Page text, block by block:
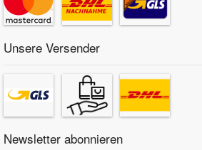
Unsere Versender
Newsletter abonnieren